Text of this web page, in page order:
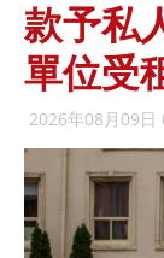
款予私
單位受
2026年08月09日